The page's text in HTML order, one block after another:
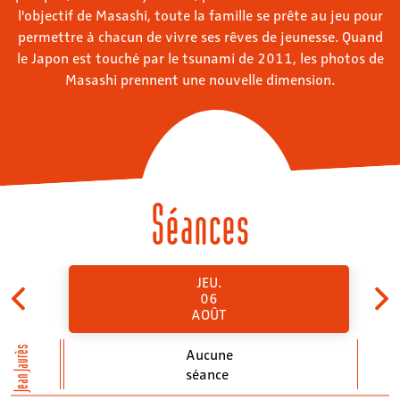
l'objectif de Masashi, toute la famille se prête au jeu pour
permettre à chacun de vivre ses rêves de jeunesse. Quand
le Japon est touché par le tsunami de 2011, les photos de
Masashi prennent une nouvelle dimension.
Séances
Jean Jaurès
JEU.
06
AOÛT
Aucune
séance